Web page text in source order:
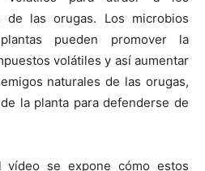
de las orugas. Los microbios
pueden promover la
volátiles y así aumentar
naturales de las orugas,
la planta para defenderse de
se expone cómo estos